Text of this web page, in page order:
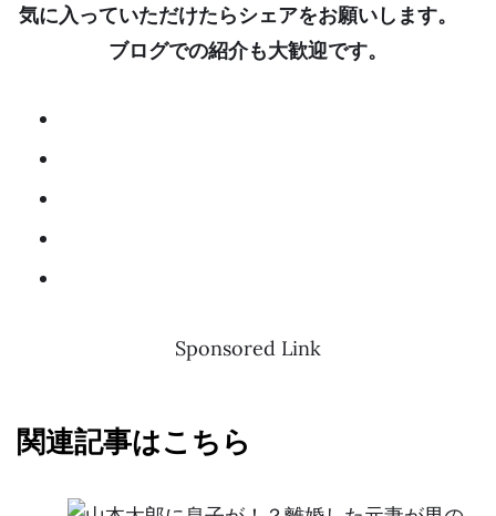
気に入っていただけたらシェアをお願いします。
ブログでの紹介も大歓迎です。
Sponsored Link
関連記事はこちら